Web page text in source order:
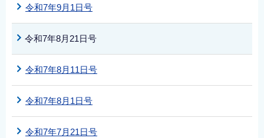
令和7年9月1日号
令和7年8月21日号
令和7年8月11日号
令和7年8月1日号
令和7年7月21日号